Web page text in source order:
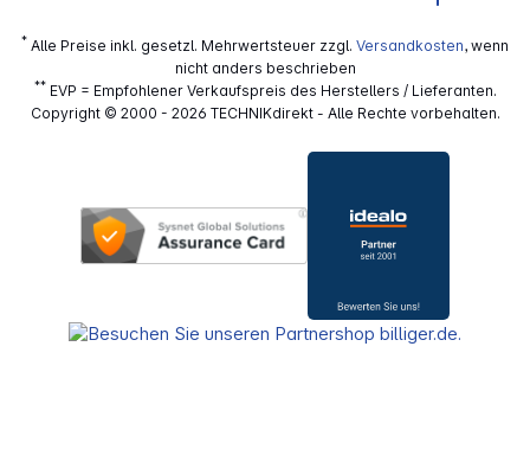
* Alle Preise inkl. gesetzl. Mehrwertsteuer zzgl. Versandkosten, wenn
nicht anders beschrieben
**EVP = Empfohlener Verkaufspreis des Herstellers / Lieferanten.
Copyright © 2000 - 2026 TECHNIKdirekt - Alle Rechte vorbehalten.